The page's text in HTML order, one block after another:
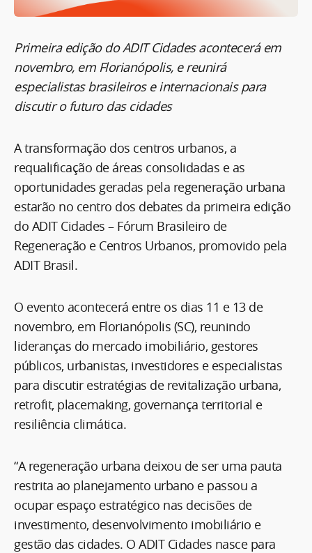
Primeira edição do ADIT Cidades acontecerá em
novembro, em Florianópolis, e reunirá
especialistas brasileiros e internacionais para
discutir o futuro das cidades
A transformação dos centros urbanos, a
requalificação de áreas consolidadas e as
oportunidades geradas pela regeneração urbana
estarão no centro dos debates da primeira edição
do ADIT Cidades – Fórum Brasileiro de
Regeneração e Centros Urbanos, promovido pela
ADIT Brasil.
O evento acontecerá entre os dias 11 e 13 de
novembro, em Florianópolis (SC), reunindo
lideranças do mercado imobiliário, gestores
públicos, urbanistas, investidores e especialistas
para discutir estratégias de revitalização urbana,
retrofit, placemaking, governança territorial e
resiliência climática.
“A regeneração urbana deixou de ser uma pauta
restrita ao planejamento urbano e passou a
ocupar espaço estratégico nas decisões de
investimento, desenvolvimento imobiliário e
gestão das cidades. O ADIT Cidades nasce para